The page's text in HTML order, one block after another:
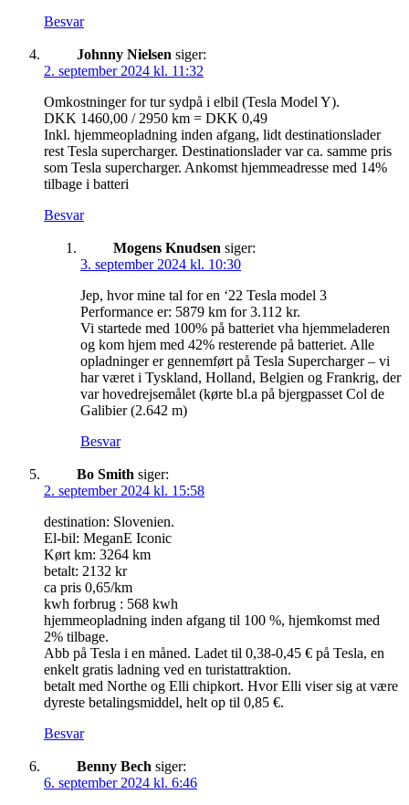
Besvar
Johnny Nielsen siger:
2. september 2024 kl. 11:32
Omkostninger for tur sydpå i elbil (Tesla Model Y).
DKK 1460,00 / 2950 km = DKK 0,49
Inkl. hjemmeopladning inden afgang, lidt destinationslader
rest Tesla supercharger. Destinationslader var ca. samme pris
som Tesla supercharger. Ankomst hjemmeadresse med 14%
tilbage i batteri
Besvar
Mogens Knudsen siger:
3. september 2024 kl. 10:30
Jep, hvor mine tal for en ‘22 Tesla model 3
Performance er: 5879 km for 3.112 kr.
Vi startede med 100% på batteriet vha hjemmeladeren
og kom hjem med 42% resterende på batteriet. Alle
opladninger er gennemført på Tesla Supercharger – vi
har været i Tyskland, Holland, Belgien og Frankrig, der
var hovedrejsemålet (kørte bl.a på bjergpasset Col de
Galibier (2.642 m)
Besvar
Bo Smith siger:
2. september 2024 kl. 15:58
destination: Slovenien.
El-bil: MeganE Iconic
Kørt km: 3264 km
betalt: 2132 kr
ca pris 0,65/km
kwh forbrug : 568 kwh
hjemmeopladning inden afgang til 100 %, hjemkomst med
2% tilbage.
Abb på Tesla i en måned. Ladet til 0,38-0,45 € på Tesla, en
enkelt gratis ladning ved en turistattraktion.
betalt med Northe og Elli chipkort. Hvor Elli viser sig at være
dyreste betalingsmiddel, helt op til 0,85 €.
Besvar
Benny Bech siger:
6. september 2024 kl. 6:46